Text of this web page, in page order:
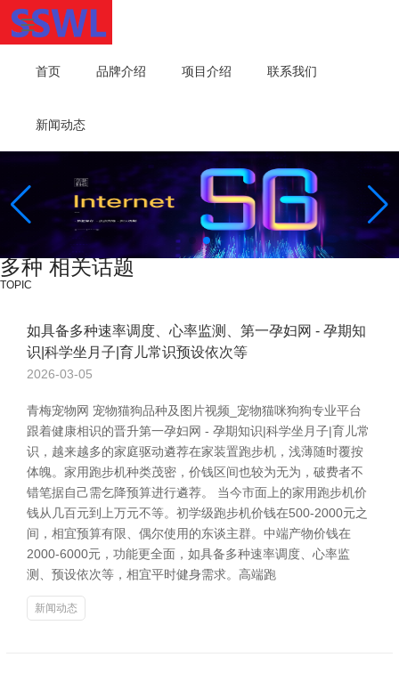
首页 品牌介绍 项目介绍 联系我们
新闻动态
多种 相关话题
TOPIC
如具备多种速率调度、心率监测、第一孕妇网 - 孕期知
识|科学坐月子|育儿常识预设依次等
2026-03-05
青梅宠物网 宠物猫狗品种及图片视频_宠物猫咪狗狗专业平台
跟着健康相识的晋升第一孕妇网 - 孕期知识|科学坐月子|育儿常
识，越来越多的家庭驱动遴荐在家装置跑步机，浅薄随时覆按
体魄。家用跑步机种类茂密，价钱区间也较为无为，破费者不
错笔据自己需乞降预算进行遴荐。 当今市面上的家用跑步机价
钱从几百元到上万元不等。初学级跑步机价钱在500-2000元之
间，相宜预算有限、偶尔使用的东谈主群。中端产物价钱在
2000-6000元，功能更全面，如具备多种速率调度、心率监
测、预设依次等，相宜平时健身需求。高端跑
新闻动态